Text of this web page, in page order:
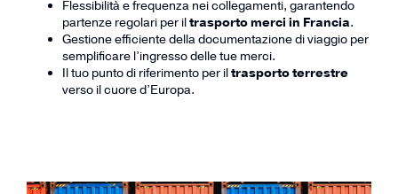
Flessibilità e frequenza nei collegamenti, garantendo
partenze regolari per iltrasporto merci in Francia.
Gestione efficiente della documentazione di viaggio per
semplificare l’ingresso delle tue merci.
Il tuo punto di riferimento per iltrasporto terrestre
verso il cuore d’Europa.